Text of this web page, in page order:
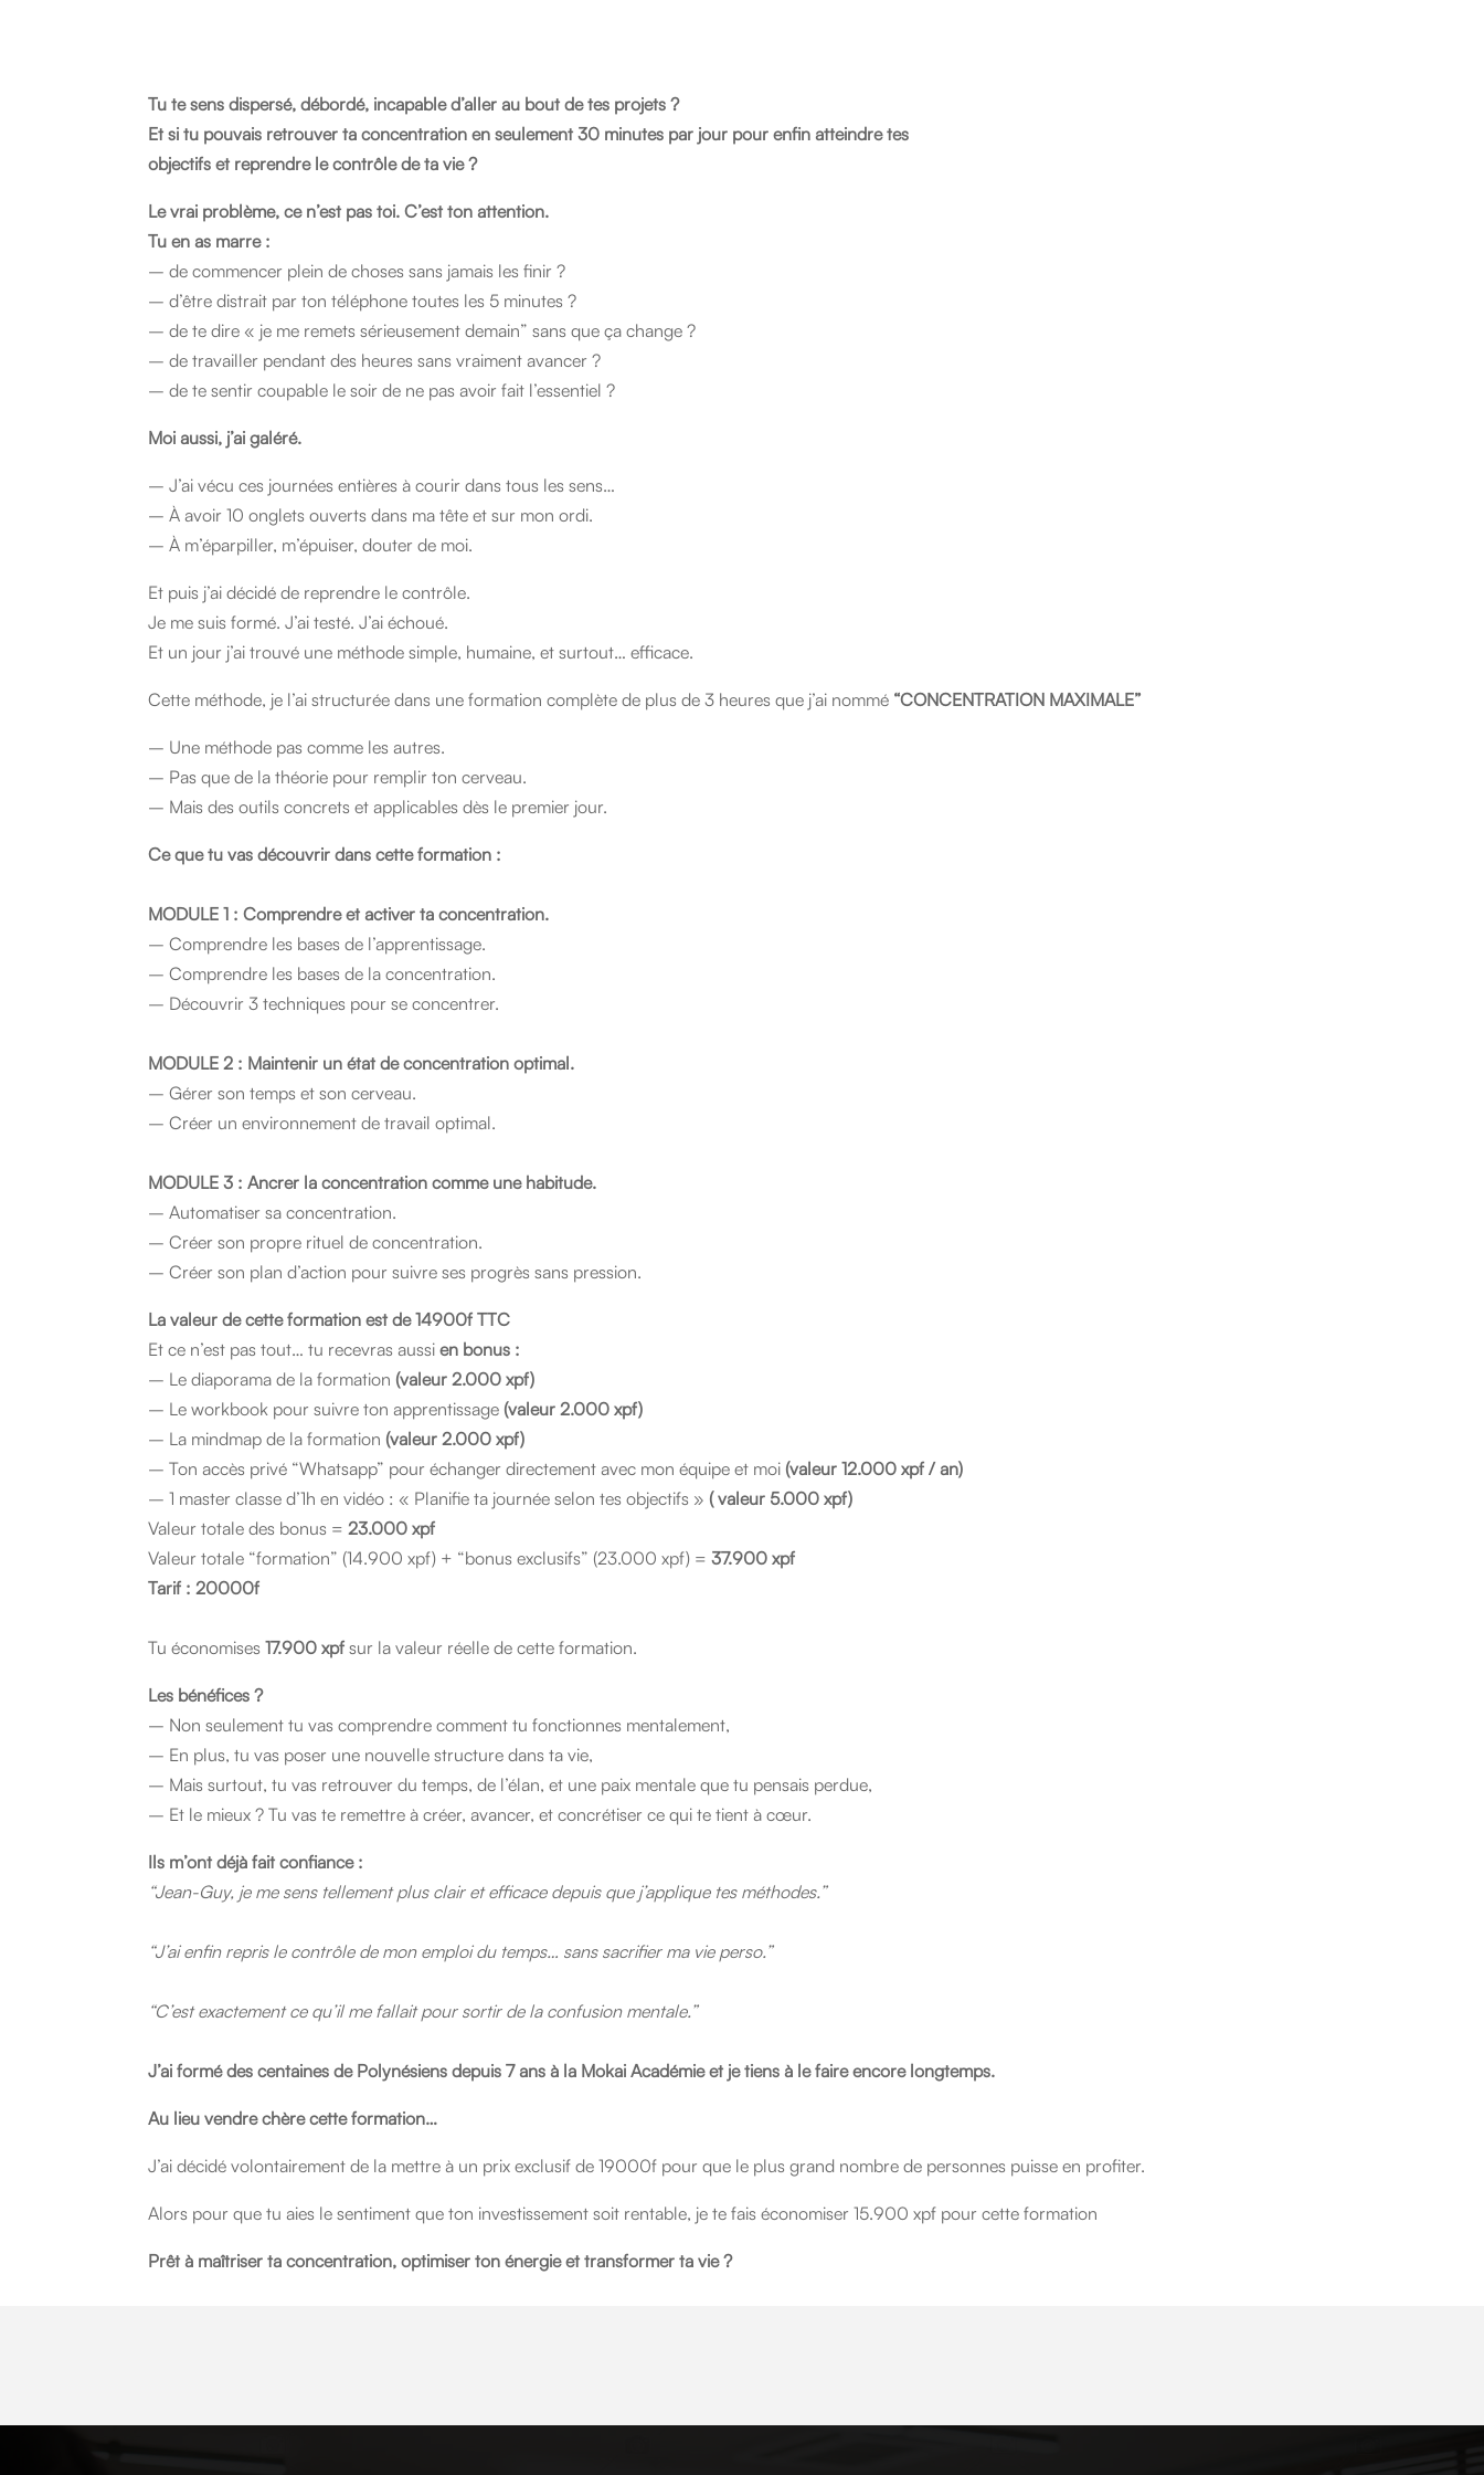
Tu te sens dispersé, débordé, incapable d’aller au bout de tes projets ?
Et si tu pouvais retrouver ta concentration en seulement 30 minutes par jour pour enfin atteindre tes
objectifs et reprendre le contrôle de ta vie ?
Le vrai problème, ce n’est pas toi. C’est ton attention.
Tu en as marre :
– de commencer plein de choses sans jamais les finir ?
– d’être distrait par ton téléphone toutes les 5 minutes ?
– de te dire « je me remets sérieusement demain” sans que ça change ?
– de travailler pendant des heures sans vraiment avancer ?
– de te sentir coupable le soir de ne pas avoir fait l’essentiel ?
Moi aussi, j’ai galéré.
– J’ai vécu ces journées entières à courir dans tous les sens…
– À avoir 10 onglets ouverts dans ma tête et sur mon ordi.
– À m’éparpiller, m’épuiser, douter de moi.
Et puis j’ai décidé de reprendre le contrôle.
Je me suis formé. J’ai testé. J’ai échoué.
Et un jour j’ai trouvé une méthode simple, humaine, et surtout… efficace.
Cette méthode, je l’ai structurée dans une formation complète de plus de 3 heures que j’ai nommé “CONCENTRATION MAXIMALE”
– Une méthode pas comme les autres.
– Pas que de la théorie pour remplir ton cerveau.
– Mais des outils concrets et applicables dès le premier jour.
Ce que tu vas découvrir dans cette formation :
MODULE 1 : Comprendre et activer ta concentration.
– Comprendre les bases de l’apprentissage.
– Comprendre les bases de la concentration.
– Découvrir 3 techniques pour se concentrer.
MODULE 2 : Maintenir un état de concentration optimal.
– Gérer son temps et son cerveau.
– Créer un environnement de travail optimal.
MODULE 3 : Ancrer la concentration comme une habitude.
– Automatiser sa concentration.
– Créer son propre rituel de concentration.
– Créer son plan d’action pour suivre ses progrès sans pression.
La valeur de cette formation est de 14900f TTC
Et ce n’est pas tout… tu recevras aussien bonus :
– Le diaporama de la formation (valeur 2.000 xpf)
– Le workbook pour suivre ton apprentissage (valeur 2.000 xpf)
– La mindmap de la formation (valeur 2.000 xpf)
– Ton accès privé “Whatsapp” pour échanger directement avec mon équipe et moi (valeur 12.000 xpf / an)
– 1 master classe d’1h en vidéo : « Planifie ta journée selon tes objectifs » ( valeur 5.000 xpf)
Valeur totale des bonus = 23.000 xpf
Valeur totale “formation” (14.900 xpf) + “bonus exclusifs” (23.000 xpf) =37.900 xpf
Tarif : 20000f
Tu économises17.900 xpf sur la valeur réelle de cette formation.
Les bénéfices ?
– Non seulement tu vas comprendre comment tu fonctionnes mentalement,
– En plus, tu vas poser une nouvelle structure dans ta vie,
– Mais surtout, tu vas retrouver du temps, de l’élan, et une paix mentale que tu pensais perdue,
– Et le mieux ? Tu vas te remettre à créer, avancer, et concrétiser ce qui te tient à cœur.
Ils m’ont déjà fait confiance :
“Jean-Guy, je me sens tellement plus clair et efficace depuis que j’applique tes méthodes.”
“J’ai enfin repris le contrôle de mon emploi du temps… sans sacrifier ma vie perso.”
“C’est exactement ce qu’il me fallait pour sortir de la confusion mentale.”
J’ai formé des centaines de Polynésiens depuis 7 ans à la Mokai Académie et je tiens à le faire encore longtemps.
Au lieu vendre chère cette formation…
J’ai décidé volontairement de la mettre à un prix exclusif de 19000f pour que le plus grand nombre de personnes puisse en profiter.
Alors pour que tu aies le sentiment que ton investissement soit rentable, je te fais économiser 15.900 xpf pour cette formation
Prêt à maîtriser ta concentration, optimiser ton énergie et transformer ta vie ?